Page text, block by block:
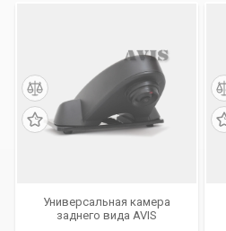
Универсальная камера
заднего вида AVIS